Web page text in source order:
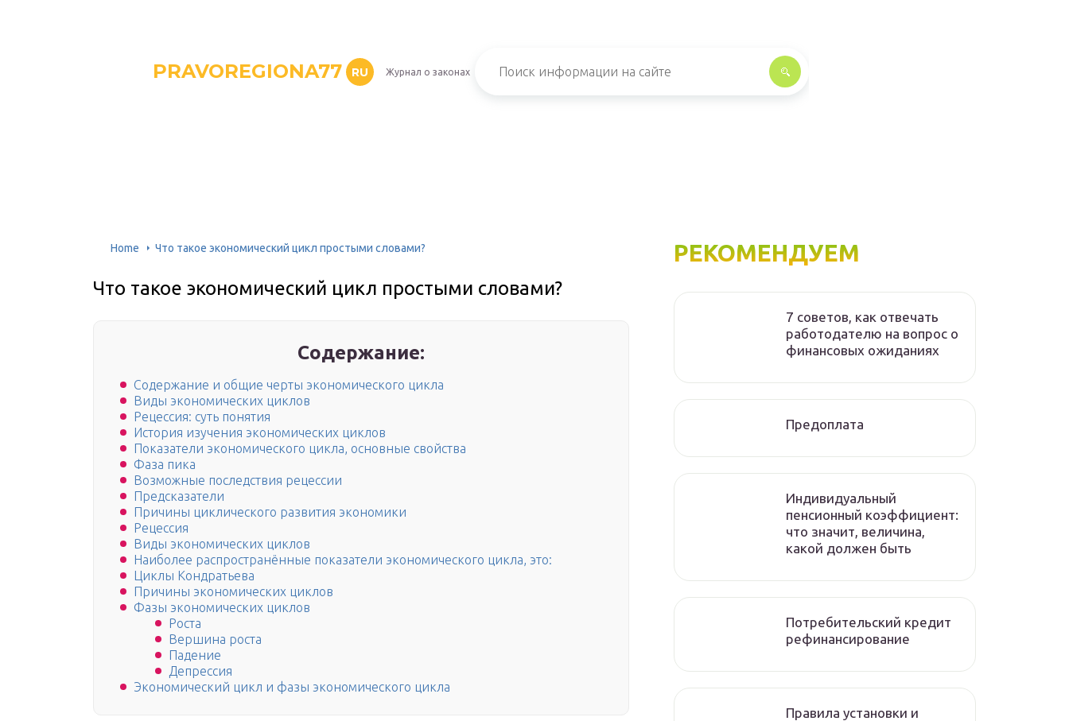
PRAVOREGIONA77 RU Журнал о законах
Home Что такое экономический цикл простыми словами?
Что такое экономический цикл простыми словами?
Содержание:
Содержание и общие черты экономического цикла
Виды экономических циклов
Рецессия: суть понятия
История изучения экономических циклов
Показатели экономического цикла, основные свойства
Фаза пика
Возможные последствия рецессии
Предсказатели
Причины циклического развития экономики
Рецессия
Виды экономических циклов
Наиболее распространённые показатели экономического цикла, это:
Циклы Кондратьева
Причины экономических циклов
Фазы экономических циклов
Роста
Вершина роста
Падение
Депрессия
Экономический цикл и фазы экономического цикла
РЕКОМЕНДУЕМ
7 советов, как отвечать
работодателю на вопрос о
финансовых ожиданиях
Предоплата
Индивидуальный
пенсионный коэффициент:
что значит, величина,
какой должен быть
Потребительский кредит
рефинансирование
Правила установки и